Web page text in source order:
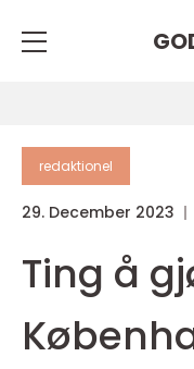
redaktionel
29. December 2023
Ting å